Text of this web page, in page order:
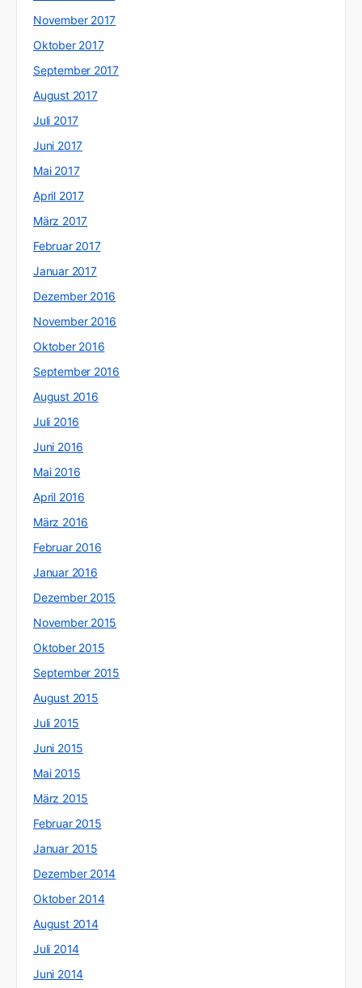
November 2017
Oktober 2017
September 2017
August 2017
Juli 2017
Juni 2017
Mai 2017
April 2017
März 2017
Februar 2017
Januar 2017
Dezember 2016
November 2016
Oktober 2016
September 2016
August 2016
Juli 2016
Juni 2016
Mai 2016
April 2016
März 2016
Februar 2016
Januar 2016
Dezember 2015
November 2015
Oktober 2015
September 2015
August 2015
Juli 2015
Juni 2015
Mai 2015
März 2015
Februar 2015
Januar 2015
Dezember 2014
Oktober 2014
August 2014
Juli 2014
Juni 2014